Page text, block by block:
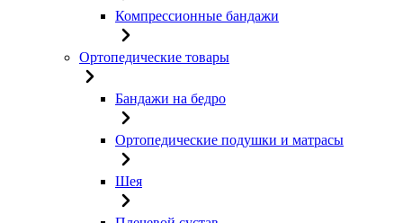
Компрессионные бандажи
Ортопедические товары
Бандажи на бедро
Ортопедические подушки и матрасы
Шея